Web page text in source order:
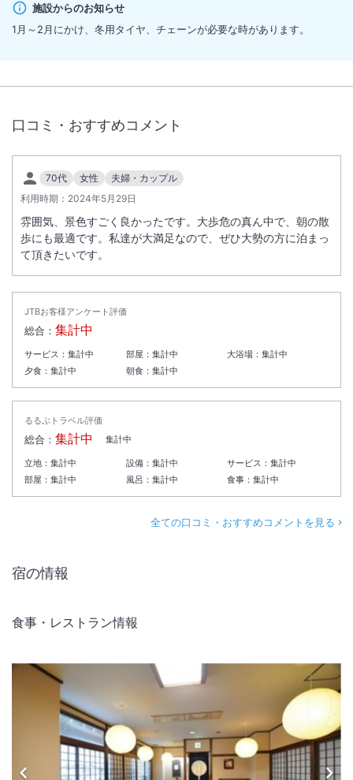
施設からのお知らせ
1月～2月にかけ、冬用タイヤ、チェーンが必要な時があります。
口コミ・おすすめコメント
70代 女性
夫婦・カップル
利用時期： 2024年5月29日
雰囲気、景色すごく良かったです。大歩危の真ん中で、朝の散
歩にも最適です。私達が大満足なので、ぜひ大勢の方に泊まっ
て頂きたいです。
JTBお客様アンケート評価
総合： 集計中
サービス： 集計中 部屋： 集計中 大浴場：集計中
夕食： 集計中 朝食： 集計中
るるぶトラベル評価
総合： 集計中 集計中
立地： 集計中 設備： 集計中 サービス：集計中
部屋： 集計中 風呂： 集計中 食事：集計中
全ての口コミ・おすすめコメントを見る
宿の情報
食事・レストラン情報